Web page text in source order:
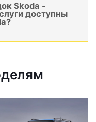
Skoda -
доступны